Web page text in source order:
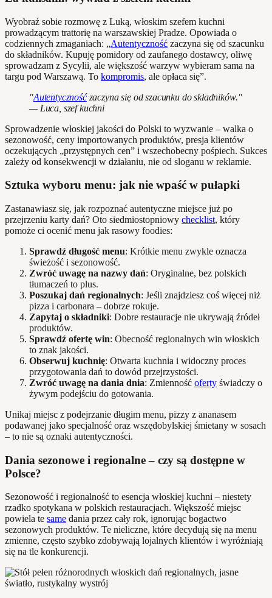
Wyobraź sobie rozmowę z Luką, włoskim szefem kuchni
prowadzącym trattorię na warszawskiej Pradze. Opowiada o
codziennych zmaganiach: „Autentyczność zaczyna się od szacunku
do składników. Kupuję pomidory od zaufanego dostawcy, oliwę
sprowadzam z Sycylii, ale większość warzyw wybieram sama na
targu pod Warszawą. To kompromis, ale opłaca się”.
"Autentycznośćzaczyna się od szacunku do składników."
— Luca, szef kuchni
Sprowadzenie włoskiej jakości do Polski to wyzwanie – walka o
sezonowość, ceny importowanych produktów, presja klientów
oczekujących „przystępnych cen” i wszechobecny pośpiech. Sukces
zależy od konsekwencji w działaniu, nie od sloganu w reklamie.
Sztuka wyboru menu: jak nie wpaść w pułapki
Zastanawiasz się, jak rozpoznać autentyczne miejsce już po
przejrzeniu karty dań? Oto siedmiostopniowy checklist, który
pomoże ci ocenić menu jak rasowy foodies:
Sprawdź długość menu: Krótkie menu zwykle oznacza
świeżość i sezonowość.
Zwróć uwagę na nazwy dań: Oryginalne, bez polskich
tłumaczeń to plus.
Poszukaj dań regionalnych: Jeśli znajdziesz coś więcej niż
pizza i carbonara – dobrze rokuje.
Zapytaj o składniki: Dobre restauracje nie ukrywają źródeł
produktów.
Sprawdź ofertę win: Obecność regionalnych win włoskich
to znak jakości.
Obserwuj kuchnię: Otwarta kuchnia i widoczny proces
przygotowania dań to dowód przejrzystości.
Zwróć uwagę na dania dnia: Zmienność oferty świadczy o
żywym podejściu do gotowania.
Unikaj miejsc z podejrzanie długim menu, pizzy z ananasem
podawanej jako specjalność oraz wszędobylskiej śmietany w sosach
– to nie są oznaki autentyczności.
Dania sezonowe i regionalne – czy są dostępne w
Polsce?
Sezonowość i regionalność to esencja włoskiej kuchni – niestety
rzadko spotykana w polskich restauracjach. Większość miejsc
powiela te same dania przez cały rok, ignorując bogactwo
sezonowych produktów. Te nieliczne, które decydują się na menu
zmienne, często szybko zdobywają lojalnych klientów i wyróżniają
się na tle konkurencji.